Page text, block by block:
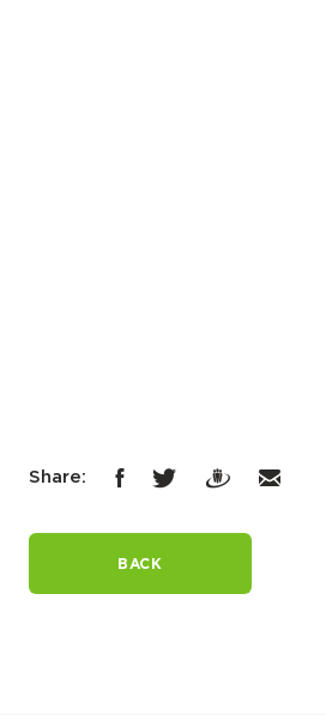
Share:
BACK